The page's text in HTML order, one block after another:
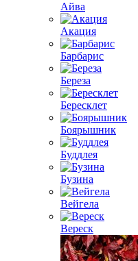
Айва
Акация
Барбарис
Береза
Бересклет
Боярышник
Буддлея
Бузина
Вейгела
Вереск